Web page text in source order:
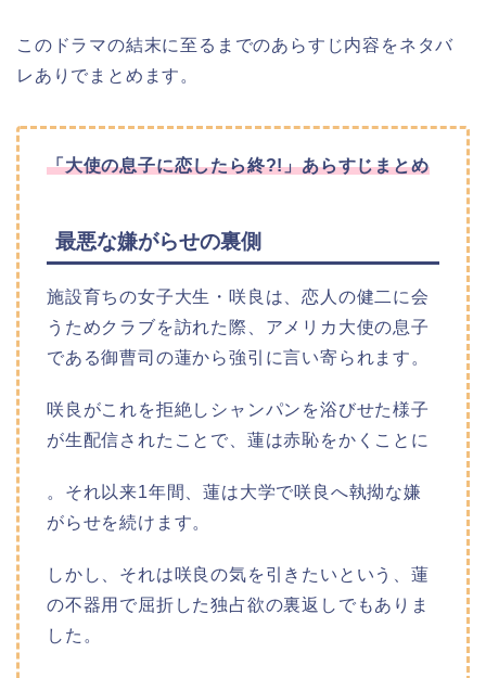
このドラマの結末に至るまでのあらすじ内容をネタバ
レありでまとめます。
「大使の息子に恋したら終?!」あらすじまとめ
最悪な嫌がらせの裏側
施設育ちの女子大生・咲良は、恋人の健二に会
うためクラブを訪れた際、アメリカ大使の息子
である御曹司の蓮から強引に言い寄られます。
咲良がこれを拒絶しシャンパンを浴びせた様子
が生配信されたことで、蓮は赤恥をかくことに
。それ以来1年間、蓮は大学で咲良へ執拗な嫌
がらせを続けます。
しかし、それは咲良の気を引きたいという、蓮
の不器用で屈折した独占欲の裏返しでもありま
した。